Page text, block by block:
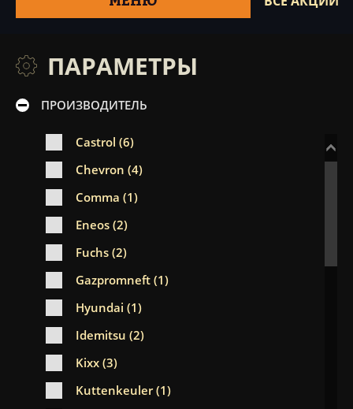
ПАРАМЕТРЫ
ПРОИЗВОДИТЕЛЬ
Castrol (6)
Chevron (4)
Comma (1)
Eneos (2)
Fuchs (2)
Gazpromneft (1)
Hyundai (1)
Idemitsu (2)
Kixx (3)
Kuttenkeuler (1)